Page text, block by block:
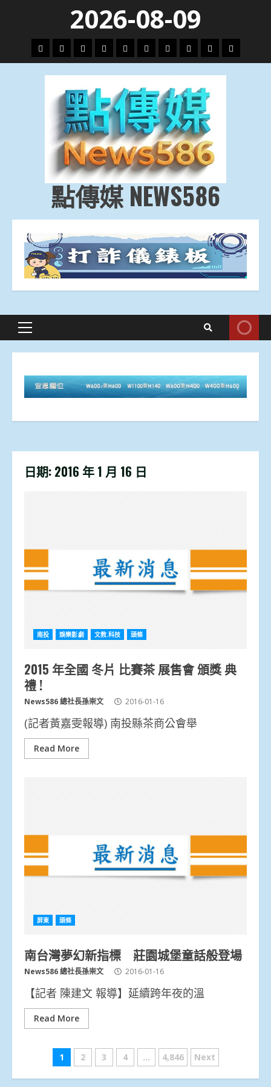
content
2026-08-09
頭
條
財
經
地
方.
會
文
教.
技
專
題
娛
樂
劇
政
治
國
際
運
動
生
活
點傳媒 NEWS586
Primary
日期: 2016 年 1 月 16 日
南投 娛樂影劇 文教.科技 頭條
2015 年全國 冬片 比賽茶 展售會 頒獎 典
禮 !
News586 總社長孫崇文 2016-01-16
(記者黃嘉雯報導) 南投縣茶商公會舉
Read More
屏東 頭條
南台灣夢幻新指標 莊園城堡童話般登場
News586 總社長孫崇文 2016-01-16
【記者 陳建文 報導】延續跨年夜的溫
Read More
文
1 2 3 4 ... 4,846 Next